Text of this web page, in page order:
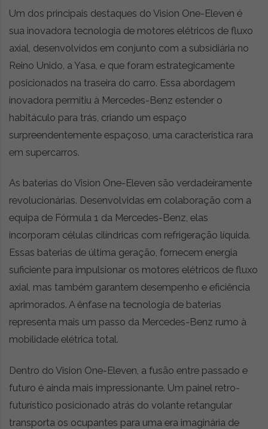
Um dos principais destaques do Vision One-Eleven é
sua inovadora tecnologia de motores elétricos de fluxo
axial, desenvolvidos em conjunto com a subsidiária no
Reino Unido, a Yasa, e que foram estrategicamente
posicionados na traseira do carro. Essa abordagem
inovadora permitiu à Mercedes-Benz estender o
habitáculo para trás, criando um espaço
surpreendentemente espaçoso, uma característica rara
em supercarros.
As baterias do Vision One-Eleven são verdadeiramente
revolucionárias. Desenvolvidas em colaboração com a
equipa de Fórmula 1 da Mercedes-Benz, elas
incorporam células cilíndricas com refrigeração líquida.
Essas baterias de última geração, fornecem energia
suficiente para impulsionar os motores elétricos de fluxo
axial, mas também garantem desempenho e eficiência
aprimorados. A ênfase na tecnologia de baterias
representa mais um passo da Mercedes-Benz rumo à
mobilidade elétrica total.
Dentro do Vision One-Eleven, a fusão entre passado e
futuro é ainda mais impressionante. Um painel retro-
futurístico posicionado atrás do volante retangular
transporta os ocupantes para uma era imaginária de